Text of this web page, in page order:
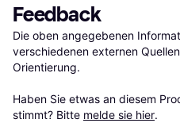
Feedback
Die oben angegebenen
verschiedenen externen
Orientierung.
Haben Sie etwas an diesem
stimmt? Bitte melde sie hier.